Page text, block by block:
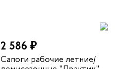
2 586 ₽
Сапоги рабочие летние/